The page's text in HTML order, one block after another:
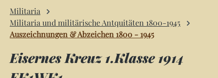
Militaria
Militaria und militärische Antquitäten 1800-1945
Auszeichnungen & Abzeichen 1800 - 1945
Eisernes Kreuz 1.Klasse 1914